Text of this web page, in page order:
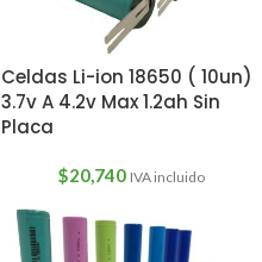
Celdas Li-ion 18650 ( 10un)
3.7v A 4.2v Max 1.2ah Sin
Placa
$20,740 IVA incluido